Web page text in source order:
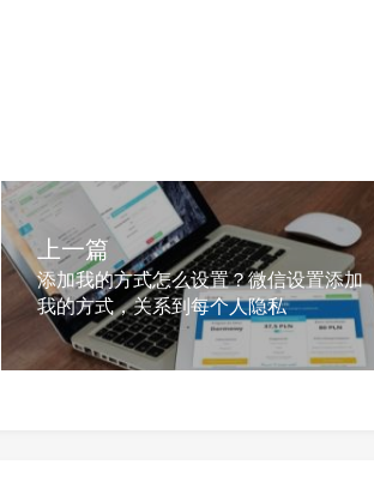
上一篇
添加我的方式怎么设置？微信设置添加
我的方式，关系到每个人隐私